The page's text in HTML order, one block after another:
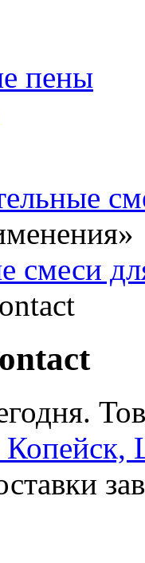
пены
»
смеси